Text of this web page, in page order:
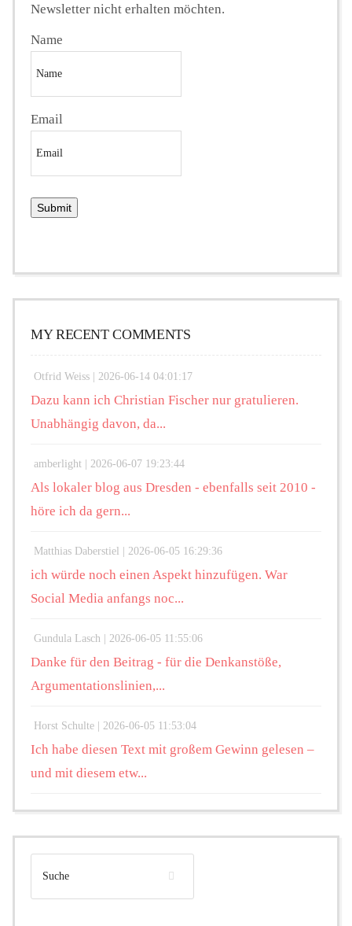
Newsletter nicht erhalten möchten.
Name
Email
MY RECENT COMMENTS
Otfrid Weiss | 2026-06-14 04:01:17
Dazu kann ich Christian Fischer nur gratulieren.
Unabhängig davon, da...
amberlight | 2026-06-07 19:23:44
Als lokaler blog aus Dresden - ebenfalls seit 2010 -
höre ich da gern...
Matthias Daberstiel | 2026-06-05 16:29:36
ich würde noch einen Aspekt hinzufügen. War
Social Media anfangs noc...
Gundula Lasch | 2026-06-05 11:55:06
Danke für den Beitrag - für die Denkanstöße,
Argumentationslinien,...
Horst Schulte | 2026-06-05 11:53:04
Ich habe diesen Text mit großem Gewinn gelesen –
und mit diesem etw...